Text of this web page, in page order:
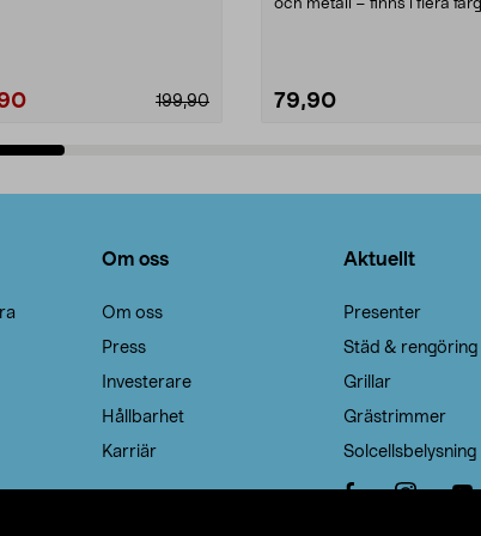
199,90
och metall – finns i flera
79,90
Om oss
Om oss
Press
Investerare
Hållbarhet
Karriär
Aktuellt
Presenter
Städ & rengöring
Grillar
Grästrimmer
Solcellsbelysning